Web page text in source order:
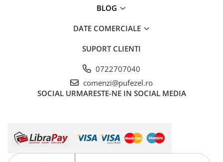
BLOG
DATE COMERCIALE
SUPORT CLIENTI
0722707040
comenzi@pufezel.ro
SOCIAL URMARESTE-NE IN SOCIAL MEDIA